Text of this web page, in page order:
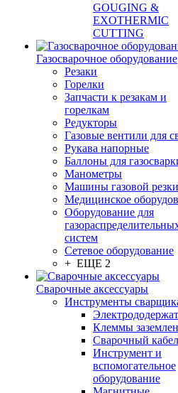
GOUGING &
EXOTHERMIC
CUTTING
Газосварочное оборудование
Резаки
Горелки
Запчасти к резакам и
горелкам
Редукторы
Газовые вентили для
Рукава напорные
Баллоны для
Манометры
Машины газовой резки
Медицинское
Оборудование для
систем
Сетевое оборудование
+ ЕЩЕ 2
Сварочные аксессуары
Инструменты
Клеммы
Сварочный
Инструмент и
вспомогательное
оборудование